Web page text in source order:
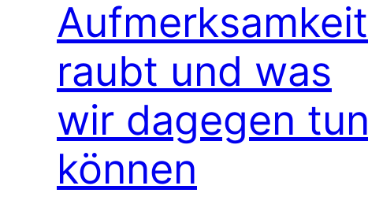
Aufmerksamkeit
raubt und was
wir dagegen tun
können